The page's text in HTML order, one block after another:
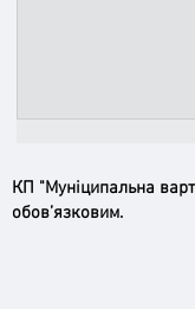
КП "Муніципальна
обов’язковим.